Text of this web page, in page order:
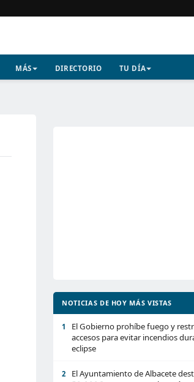
MÁS DIRECTORIO TU DÍA
NOTICIAS DE HOY MÁS VISTAS
1
El Gobierno prohíbe fuego y
accesos para evitar incendios
eclipse
2
El Ayuntamiento de Albacete